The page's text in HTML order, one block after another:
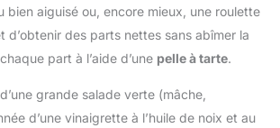
mandoline au-dessus
d'un bol.. Fruits et
légumes sont coupés en
quelques secondes :
courgettes, tomates et
bien plus encore.
brosse de nettoyage
Matériau de Qualité
Alimentaire - Le coupe
fabriqué en PP de qualité
alimentaire et 420J2,
bien aiguisé ou, encore mieux, une roulette
d’obtenir des parts nettes sans abîmer la
part à l’aide d’une pelle à tarte.
grande salade verte (mâche,
d’une vinaigrette à l’huile de noix et au